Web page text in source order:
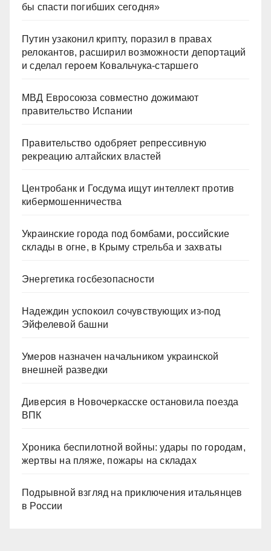
бы спасти погибших сегодня»
Путин узаконил крипту, поразил в правах
релокантов, расширил возможности депортаций
и сделал героем Ковальчука-старшего
МВД Евросоюза совместно дожимают
правительство Испании
Правительство одобряет репрессивную
рекреацию алтайских властей
Центробанк и Госдума ищут интеллект против
кибермошенничества
Украинские города под бомбами, российские
склады в огне, в Крыму стрельба и захваты
Энергетика госбезопасности
Надеждин успокоил сочувствующих из-под
Эйфелевой башни
Умеров назначен начальником украинской
внешней разведки
Диверсия в Новочеркасске остановила поезда
ВПК
Хроника беспилотной войны: удары по городам,
жертвы на пляже, пожары на складах
Подрывной взгляд на приключения итальянцев
в России